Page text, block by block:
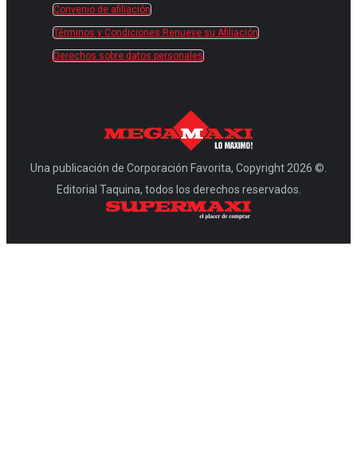
Convenio de afiliación
Términos y Condiciones Renueve su Afiliación
Derechos sobre datos personales
Una publicación de Corporación Favorita, Copyright 2026 ©.
Editorial Taquina, todos los derechos reservados.